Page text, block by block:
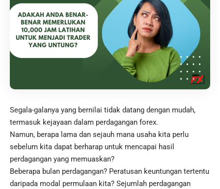
Segala-galanya yang bernilai tidak datang dengan mudah,
termasuk kejayaan dalam perdagangan forex.
Namun, berapa lama dan sejauh mana usaha kita perlu
sebelum kita dapat berharap untuk mencapai hasil
perdagangan yang memuaskan?
Beberapa bulan perdagangan? Peratusan keuntungan tertentu
daripada modal permulaan kita? Sejumlah perdagangan